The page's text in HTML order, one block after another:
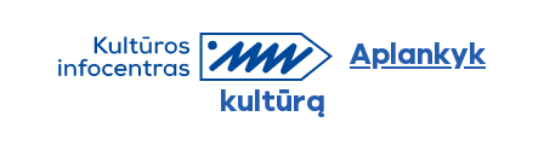
Aplankyk
kultūrą